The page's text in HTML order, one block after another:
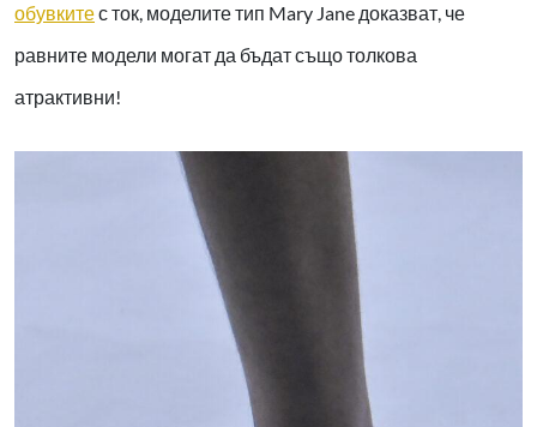
обувкитес ток, моделите тип Mary Jane доказват, че
равните модели могат да бъдат също толкова
атрактивни!